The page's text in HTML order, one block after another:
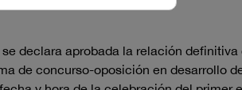
declara aprobada la relación
de concurso-oposición en desarrollo